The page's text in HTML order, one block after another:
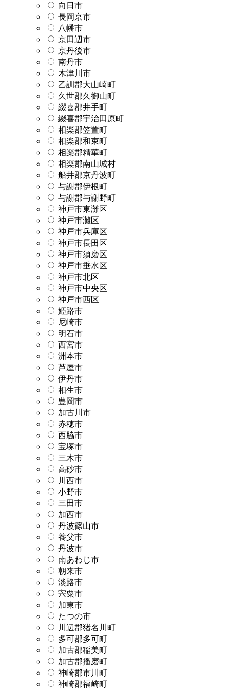
向日市
長岡京市
八幡市
京田辺市
京丹後市
南丹市
木津川市
乙訓郡大山崎町
久世郡久御山町
綴喜郡井手町
綴喜郡宇治田原町
相楽郡笠置町
相楽郡和束町
相楽郡精華町
相楽郡南山城村
船井郡京丹波町
与謝郡伊根町
与謝郡与謝野町
神戸市東灘区
神戸市灘区
神戸市兵庫区
神戸市長田区
神戸市須磨区
神戸市垂水区
神戸市北区
神戸市中央区
神戸市西区
姫路市
尼崎市
明石市
西宮市
洲本市
芦屋市
伊丹市
相生市
豊岡市
加古川市
赤穂市
西脇市
宝塚市
三木市
高砂市
川西市
小野市
三田市
加西市
丹波篠山市
養父市
丹波市
南あわじ市
朝来市
淡路市
宍粟市
加東市
たつの市
川辺郡猪名川町
多可郡多可町
加古郡稲美町
加古郡播磨町
神崎郡市川町
神崎郡福崎町